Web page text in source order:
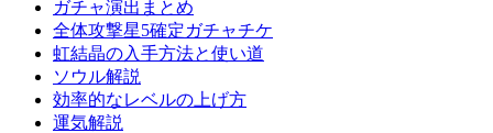
ガチャ演出まとめ
全体攻撃星5確定ガチャチケ
虹結晶の入手方法と使い道
ソウル解説
効率的なレベルの上げ方
運気解説